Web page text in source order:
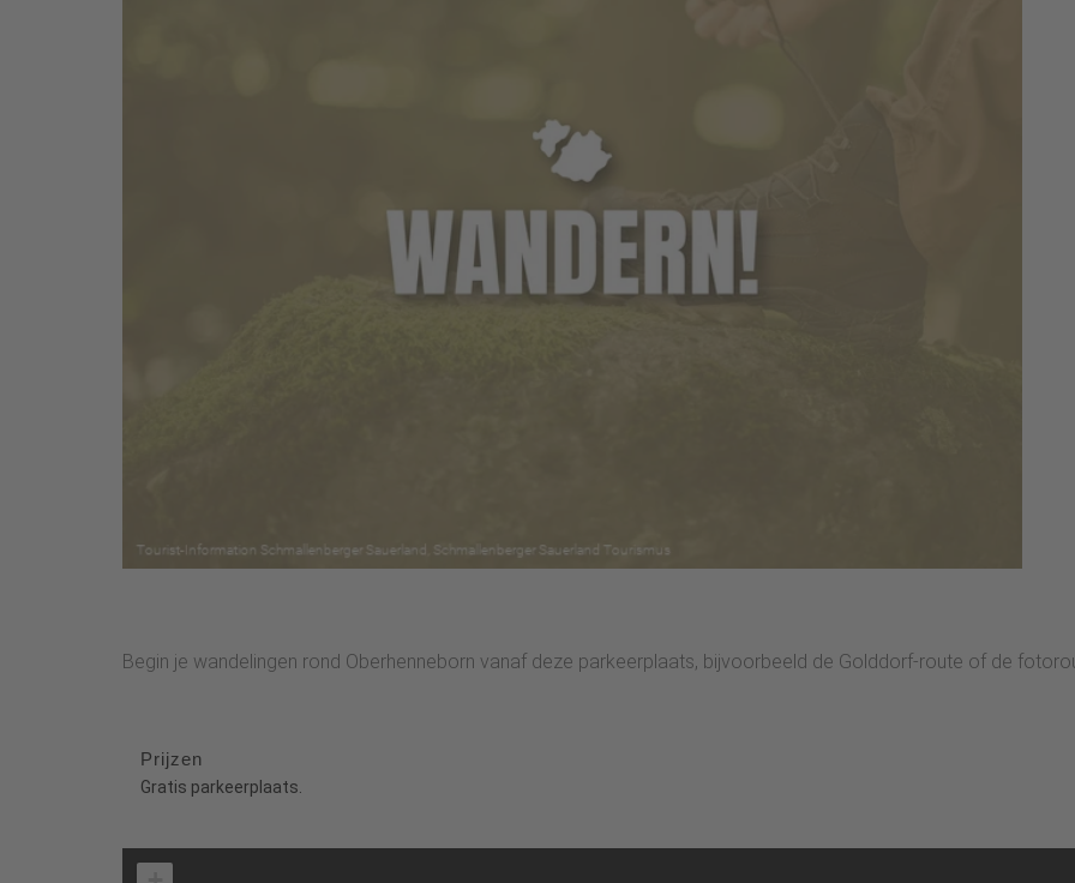
Begin je wandelingen rond Oberhenneborn vanaf deze parkeerplaats, bijvoorbeeld de Golddorf-route of de
Prijzen
Gratis parkeerplaats.